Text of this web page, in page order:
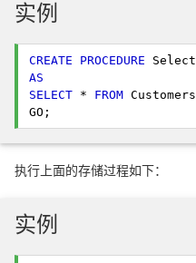
实例
CREATE PROCEDURE
AS
SELECT * FROM Customers
GO;
执行上面的存储过程如下：
实例